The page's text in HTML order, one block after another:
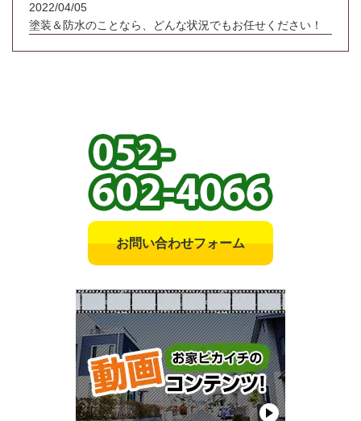
2022/04/05
塗装＆防水のことなら、どんな状況でもお任せください！
お問い合わせフォーム